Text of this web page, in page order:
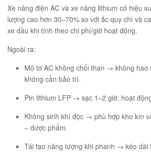
Xe nâng điện AC và xe nâng lithium có hiệu
lượng cao hơn 30–70% so với ắc quy chì và
xe dầu khi tính theo chi phí/giờ hoạt động.
Ngoài ra:
Mô tơ AC không chổi than → không hao
không cần bảo trì.
Pin lithium LFP → sạc 1–2 giờ, hoạt
Không sinh khí độc → phù hợp kho kín
– dược phẩm.
Tái tạo năng lượng khi phanh → kéo dài